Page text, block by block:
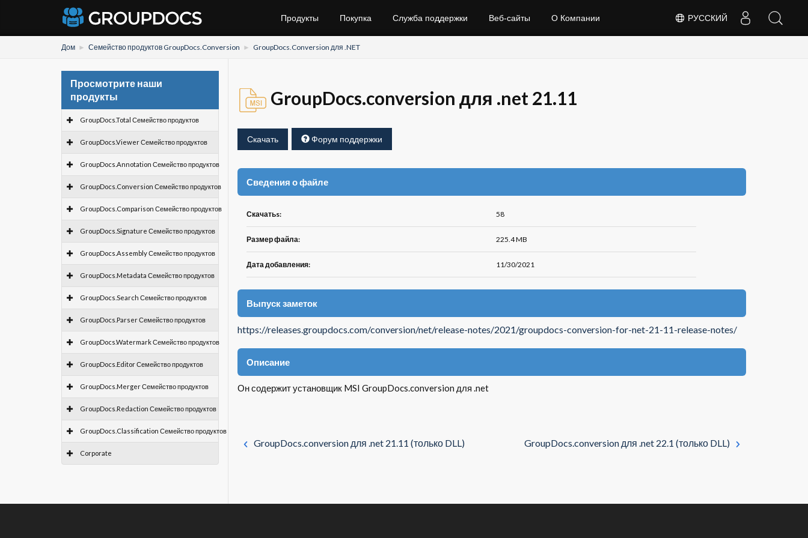
РУССКИЙ
Продукты Покупка Служба поддержки Веб-сайты О Компании
Дом Семейство продуктов GroupDocs.Conversion GroupDocs.Conversion для .NET
Просмотрите наши
продукты
GroupDocs.Total Семейство продуктов
GroupDocs.Viewer Семейство продуктов
GroupDocs.Annotation Семейство продуктов
GroupDocs.Conversion Семейство продуктов
GroupDocs.Comparison Семейство продуктов
GroupDocs.Signature Семейство продуктов
GroupDocs.Assembly Семейство продуктов
GroupDocs.Metadata Семейство продуктов
GroupDocs.Search Семейство продуктов
GroupDocs.Parser Семейство продуктов
GroupDocs.Watermark Семейство продуктов
GroupDocs.Editor Семейство продуктов
GroupDocs.Merger Семейство продуктов
GroupDocs.Redaction Семейство продуктов
GroupDocs.Classification Семейство продуктов
Corporate
GroupDocs.conversion для .net 21.11
Скачать Форум поддержки
Сведения о файле
Скачатьs: 58
Размер файла: 225.4 MB
Дата добавления: 11/30/2021
Выпуск заметок
https://releases.groupdocs.com/conversion/net/release-notes/2021/groupdocs-conversion-for-net-21-11-release-notes/
Описание
Он содержит установщик MSI GroupDocs.conversion для .net
GroupDocs.conversion для .net 21.11 (только DLL) GroupDocs.conversion для .net 22.1 (только DLL)